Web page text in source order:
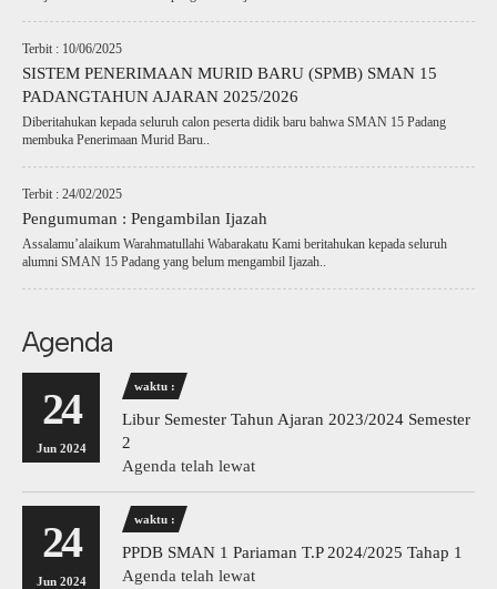
Terbit : 10/06/2025
SISTEM PENERIMAAN MURID BARU (SPMB) SMAN 15
PADANGTAHUN AJARAN 2025/2026
Diberitahukan kepada seluruh calon peserta didik baru bahwa SMAN 15 Padang
membuka Penerimaan Murid Baru..
Terbit : 24/02/2025
Pengumuman : Pengambilan Ijazah
Assalamu’alaikum Warahmatullahi Wabarakatu Kami beritahukan kepada seluruh
alumni SMAN 15 Padang yang belum mengambil Ijazah..
Agenda
24
Jun 2024
waktu :
Libur Semester Tahun Ajaran 2023/2024 Semester
2
Agenda telah lewat
24
Jun 2024
waktu :
PPDB SMAN 1 Pariaman T.P 2024/2025 Tahap 1
Agenda telah lewat